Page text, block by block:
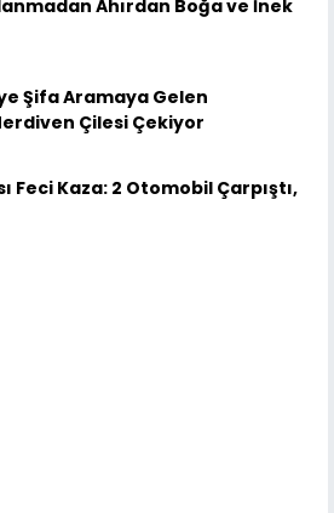
Ahırdan Boğa ve İnek
Şifa Aramaya Gelen
Çilesi Çekiyor
Feci Kaza: 2 Otomobil Çarpıştı,